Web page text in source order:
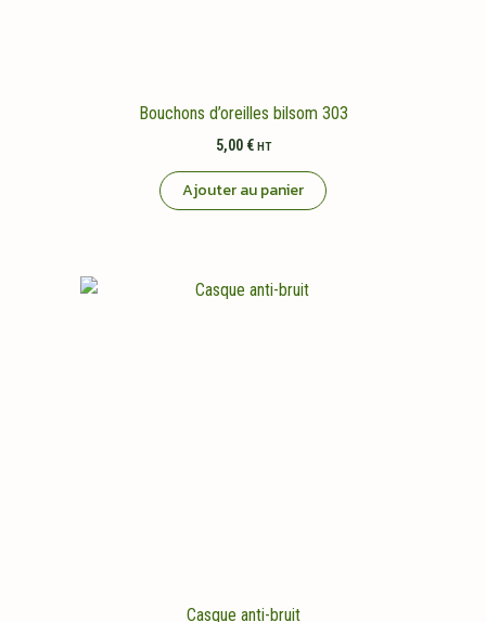
Bouchons d’oreilles bilsom 303
5,00 € HT
Ajouter au panier
Casque anti-bruit